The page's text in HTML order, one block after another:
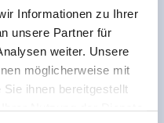
Informationen zu Ihrer
unsere Partner für
weiter. Unsere
möglicherweise mit
ihnen bereitgestellt
Nutzung der Dienste